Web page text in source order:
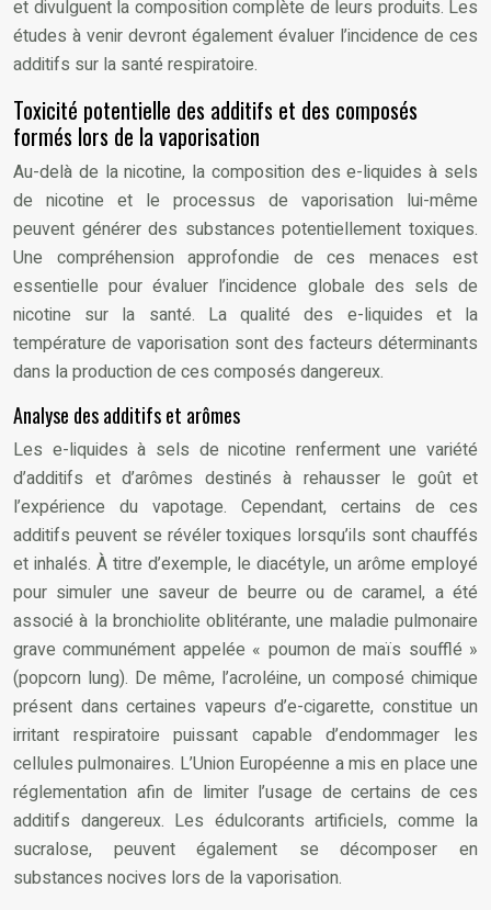
et divulguent la composition complète de leurs produits. Les
études à venir devront également évaluer l’incidence de ces
additifs sur la santé respiratoire.
Toxicité potentielle des additifs et des composés
formés lors de la vaporisation
Au-delà de la nicotine, la composition des e-liquides à sels
de nicotine et le processus de vaporisation lui-même
peuvent générer des substances potentiellement toxiques.
Une compréhension approfondie de ces menaces est
essentielle pour évaluer l’incidence globale des sels de
nicotine sur la santé. La qualité des e-liquides et la
température de vaporisation sont des facteurs déterminants
dans la production de ces composés dangereux.
Analyse des additifs et arômes
Les e-liquides à sels de nicotine renferment une variété
d’additifs et d’arômes destinés à rehausser le goût et
l’expérience du vapotage. Cependant, certains de ces
additifs peuvent se révéler toxiques lorsqu’ils sont chauffés
et inhalés. À titre d’exemple, le diacétyle, un arôme employé
pour simuler une saveur de beurre ou de caramel, a été
associé à la bronchiolite oblitérante, une maladie pulmonaire
grave communément appelée « poumon de maïs soufflé »
(popcorn lung). De même, l’acroléine, un composé chimique
présent dans certaines vapeurs d’e-cigarette, constitue un
irritant respiratoire puissant capable d’endommager les
cellules pulmonaires. L’Union Européenne a mis en place une
réglementation afin de limiter l’usage de certains de ces
additifs dangereux. Les édulcorants artificiels, comme la
sucralose, peuvent également se décomposer en
substances nocives lors de la vaporisation.